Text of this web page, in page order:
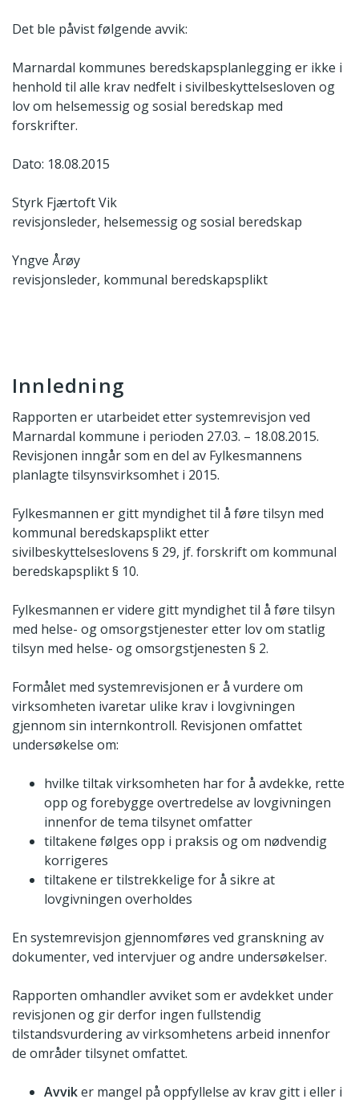
Det ble påvist følgende avvik:
Marnardal kommunes beredskapsplanlegging er ikke i
henhold til alle krav nedfelt i sivilbeskyttelsesloven og
lov om helsemessig og sosial beredskap med
forskrifter.
Dato: 18.08.2015
Styrk Fjærtoft Vik
revisjonsleder, helsemessig og sosial beredskap
Yngve Årøy
revisjonsleder, kommunal beredskapsplikt
Innledning
Rapporten er utarbeidet etter systemrevisjon ved
Marnardal kommune i perioden 27.03. – 18.08.2015.
Revisjonen inngår som en del av Fylkesmannens
planlagte tilsynsvirksomhet i 2015.
Fylkesmannen er gitt myndighet til å føre tilsyn med
kommunal beredskapsplikt etter
sivilbeskyttelseslovens § 29, jf. forskrift om kommunal
beredskapsplikt § 10.
Fylkesmannen er videre gitt myndighet til å føre tilsyn
med helse- og omsorgstjenester etter lov om statlig
tilsyn med helse- og omsorgstjenesten § 2.
Formålet med systemrevisjonen er å vurdere om
virksomheten ivaretar ulike krav i lovgivningen
gjennom sin internkontroll. Revisjonen omfattet
undersøkelse om:
hvilke tiltak virksomheten har for å avdekke, rette
opp og forebygge overtredelse av lovgivningen
innenfor de tema tilsynet omfatter
tiltakene følges opp i praksis og om nødvendig
korrigeres
tiltakene er tilstrekkelige for å sikre at
lovgivningen overholdes
En systemrevisjon gjennomføres ved granskning av
dokumenter, ved intervjuer og andre undersøkelser.
Rapporten omhandler avviket som er avdekket under
revisjonen og gir derfor ingen fullstendig
tilstandsvurdering av virksomhetens arbeid innenfor
de områder tilsynet omfattet.
Avviker mangel på oppfyllelse av krav gitt i eller i